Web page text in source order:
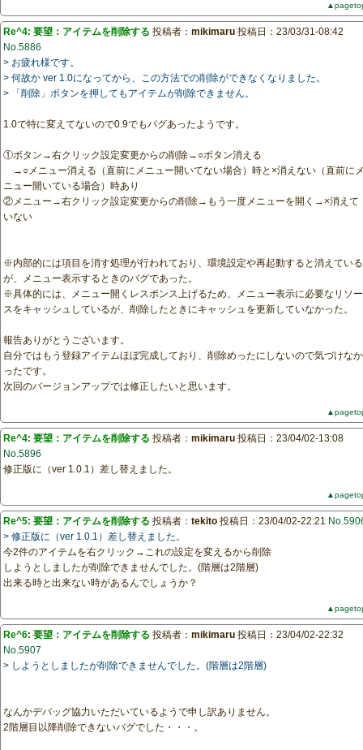
Re^4: 要望：アイテムを削除する 投稿者： mikimaru 投稿日：23/03/31-08:42
No.5886
> お疲れ様です。
> 何故か ver 1.0になってから、この方法での削除ができなくなりました。
> 「削除」ボタンを押してもアイテムが削除できません。
1.0で特に変えてないので0.9でもバグあったようです。
①ボタン→右クリック設定変更からの削除→○ボタン消える
→○メニュー消える（直前にメニュー開いてない場合）時と×消えない（直前に
ニュー開いている場合）時あり
②メニュー→右クリック設定変更からの削除→もう一度メニューを開く→×消えて
いない
※内部的には項目を消す処理が行われており、環境設定や再起動すると消えている
が、メニュー表示するときのバグであった。
※具体的には、メニュー開くレスポンス上げるため、メニュー表示に必要なリソー
スをキャッシュしているが、削除したときにキャッシュを更新していなかった。
報告ありがとうございます。
自分ではもう登録アイテムほぼ完成しており、削除めったにしないので気づけなか
ったです。
次回のバージョンアップでは修正したいと思います。
Re^4: 要望：アイテムを削除する 投稿者： mikimaru 投稿日：23/04/02-13:08
No.5896
修正版に（ver 1.0.1）差し替えました。
Re^5: 要望：アイテムを削除する 投稿者： tekito 投稿日：23/04/02-22:21
> 修正版に（ver 1.0.1）差し替えました。
今2件のアイテムを右クリック→これの設定を変えるから削除
しようとしましたが削除できませんでした。(階層は2階層)
出来る時と出来ない時があるんでしょうか？
Re^6: 要望：アイテムを削除する 投稿者： mikimaru 投稿日：23/04/02-22:32
No.5907
> しようとしましたが削除できませんでした。(階層は2階層)
なんかデバッグ協力いただいているようで申し訳ありません。
2階層目以降削除できないバグでした・・・。